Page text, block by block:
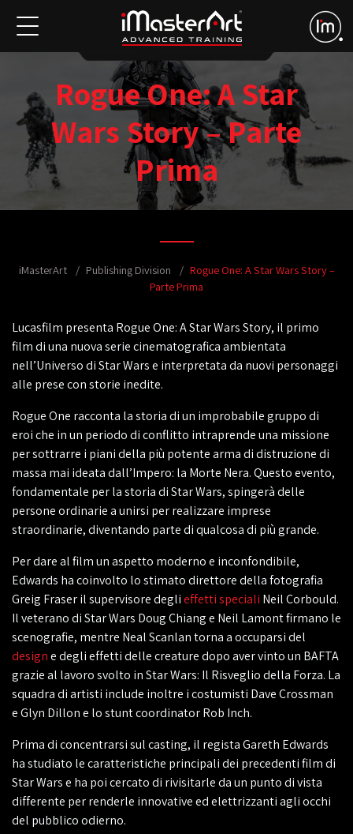
Rogue One: A Star
Wars Story – Parte
Prima
iMasterArt Publishing Division
Rogue One: A Star Wars Story –
Parte Prima
Lucasfilm presenta Rogue One: A Star Wars Story, il primo
film di una nuova serie cinematografica ambientata
nell’Universo di Star Wars e interpretata da nuovi personaggi
alle prese con storie inedite.
Rogue One racconta la storia di un improbabile gruppo di
eroi che in un periodo di conflitto intraprende una missione
per sottrarre i piani della più potente arma di distruzione di
massa mai ideata dall’Impero: la Morte Nera. Questo evento,
fondamentale per la storia di Star Wars, spingerà delle
persone ordinarie a unirsi per realizzare imprese
straordinarie, diventando parte di qualcosa di più grande.
Per dare al film un aspetto moderno e inconfondibile,
Edwards ha coinvolto lo stimato direttore della fotografia
Greig Fraser il supervisore deglieffetti speciali Neil Corbould.
Il veterano di Star Wars Doug Chiang e Neil Lamont firmano le
scenografie, mentre Neal Scanlan torna a occuparsi del
designe degli effetti delle creature dopo aver vinto un BAFTA
grazie al lavoro svolto in Star Wars: Il Risveglio della Forza. La
squadra di artisti include inoltre i costumisti Dave Crossman
e Glyn Dillon e lo stunt coordinator Rob Inch.
Prima di concentrarsi sul casting, il regista Gareth Edwards
ha studiato le caratteristiche principali dei precedenti film di
Star Wars e ha poi cercato di rivisitarle da un punto di vista
differente per renderle innovative ed elettrizzanti agli occhi
del pubblico odierno.